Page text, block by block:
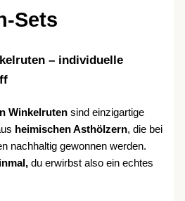
Sets
– individuelle
Winkelruten sind einzigartige
heimischen Asthölzern, die bei
nachhaltig gewonnen werden.
du erwirbst also ein echtes